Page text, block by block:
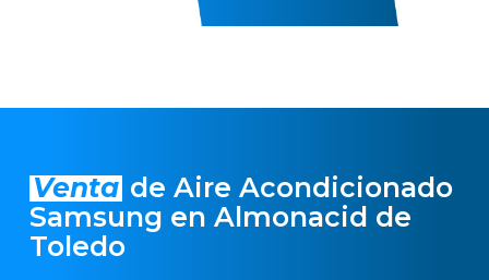
Venta de Aire Acondicionado
Samsung en Almonacid de
Toledo